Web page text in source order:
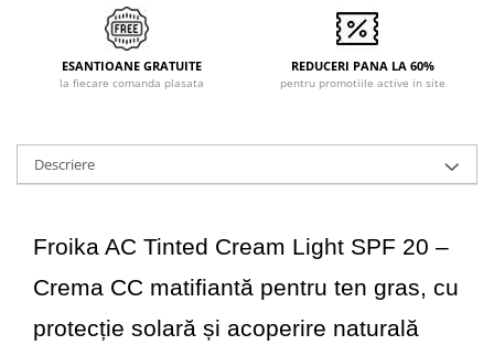
ESANTIOANE GRATUITE
la fiecare comanda plasata
REDUCERI PANA LA 60%
pentru promotiile active in site
Descriere
Froika AC Tinted Cream Light SPF 20 –
Crema CC matifiantă pentru ten gras, cu
protecție solară și acoperire naturală